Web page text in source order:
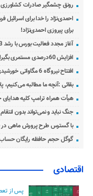
رونق چشمگیر صادرات کشاورزی از
برای پیروزی احمدی‌نژاد!
آغاز مجدد فعالیت بورس با رشد 63هزار واحدی
افزایش 60درصدی مستمری بگیران تامین اجتماعی
افتتاح نیروگاه 6 مگاواتی خورشیدی در کجور مازندران
بقائی :آنچه ما مطالبه می‌کنیم،
هیأت همراه ترامپ کلیه هدایای
جنگ نباید و نمی‌تواند بدون
با گسترس طرح پرورش ماهی در
گوگل حجم حافظه رایگان
اقتصادی
پس از